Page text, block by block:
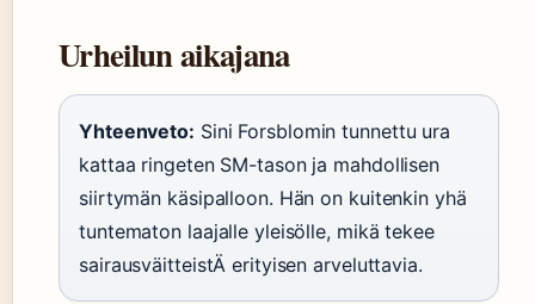
Urheilun aikajana
Yhteenveto: Sini Forsblomin tunnettu ura
kattaa ringeten SM-tason ja mahdollisen
siirtymän käsipalloon. Hän on kuitenkin yhä
tuntematon laajalle yleisölle, mikä tekee
sairausväitteistÄ erityisen arveluttavia.